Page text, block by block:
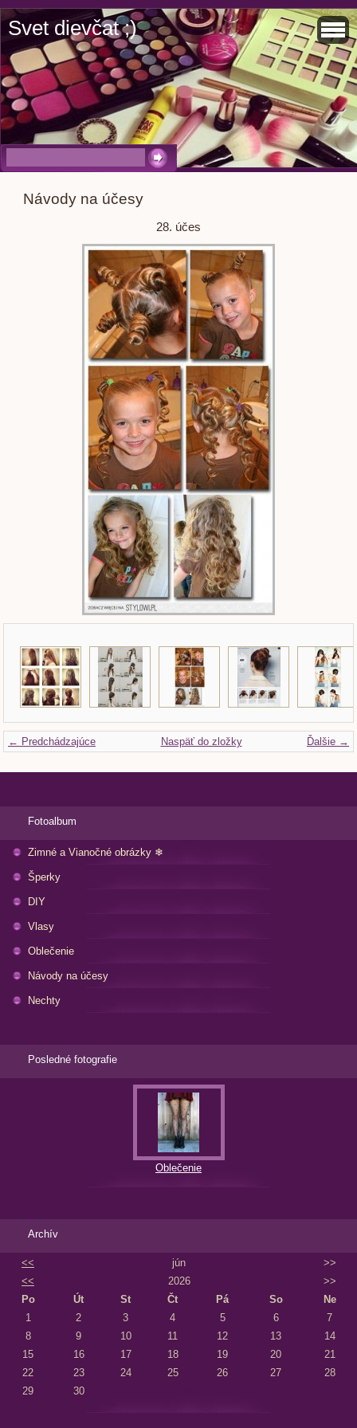
Svet dievčat ;)
Návody na účesy
28. účes
← Predchádzajúce Ďalšie →
Naspäť do zložky
Fotoalbum
Zimné a Vianočné obrázky ❄
Šperky
DIY
Vlasy
Oblečenie
Návody na účesy
Nechty
Posledné fotografie
Oblečenie
Archív
<< jún
>>
<<
2026
>>
Po
Út St Čt Pá So
Ne
1
2 3 4 5 6
7
8
9 10 11 12 13
14
15
16 17 18 19 20
21
22
23 24 25 26 27
28
29
30